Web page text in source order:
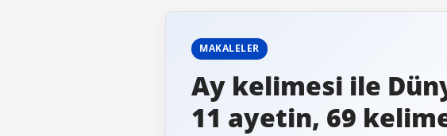
MAKALELER
Ay kelimesi ile
11 ayetin, 69